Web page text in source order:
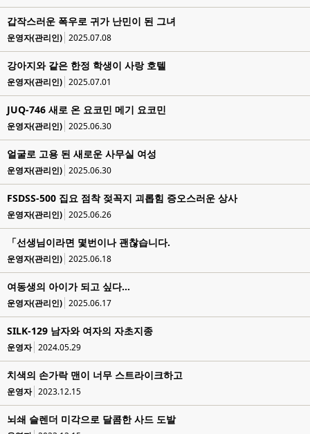
갑작스러운 폭우로 귀가 난민이 된 그녀
운영자(관리인) 2025.07.08
강아지와 같은 한정 학생이 사랑 호텔
운영자(관리인) 2025.07.01
JUQ-746 새로 온 요코민 메기 요코민
운영자(관리인) 2025.06.30
얼굴로 고용 된 새로운 사무실 여성
운영자(관리인) 2025.06.30
FSDSS-500 집요 점착 젖꼭지 괴롭힘 증오스러운 상사
운영자(관리인) 2025.06.26
「선생님이라면 몇번이나 괜찮습니다.
운영자(관리인) 2025.06.18
여동생의 아이가 되고 싶다...
운영자(관리인) 2025.06.17
SILK-129 남자와 여자의 자초지종
운영자 2024.05.29
치색의 손가락 맨이 너무 스트라이크하고
운영자 2023.12.15
뇌쇄 슬렌더 미각으로 달콤한 사드 도발